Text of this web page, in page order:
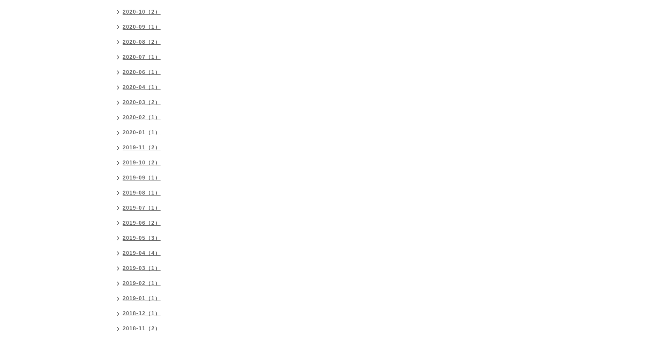
2020-10（2）
2020-09（1）
2020-08（2）
2020-07（1）
2020-06（1）
2020-04（1）
2020-03（2）
2020-02（1）
2020-01（1）
2019-11（2）
2019-10（2）
2019-09（1）
2019-08（1）
2019-07（1）
2019-06（2）
2019-05（3）
2019-04（4）
2019-03（1）
2019-02（1）
2019-01（1）
2018-12（1）
2018-11（2）